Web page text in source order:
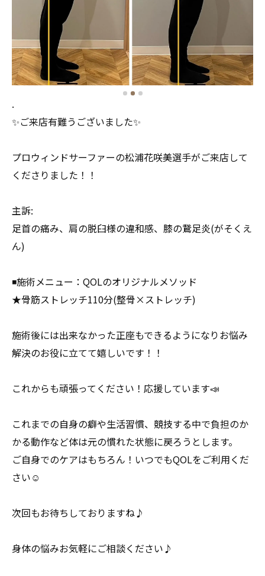
.
✨ご来店有難うございました✨
プロウィンドサーファーの松浦花咲美選手がご来店して
くださりました！！
主訴:
足首の痛み、肩の脱臼様の違和感、膝の鵞足炎(がそくえ
ん)
◾️施術メニュー：QOLのオリジナルメソッド
★骨筋ストレッチ110分(整骨×ストレッチ)
施術後には出来なかった正座もできるようになりお悩み
解決のお役に立てて嬉しいです！！
これからも頑張ってください！応援しています📣
これまでの自身の癖や生活習慣、競技する中で負担のか
かる動作など体は元の慣れた状態に戻ろうとします。
ご自身でのケアはもちろん！いつでもQOLをご利用くだ
さい☺️
次回もお待ちしておりますね♪
身体の悩みお気軽にご相談ください♪